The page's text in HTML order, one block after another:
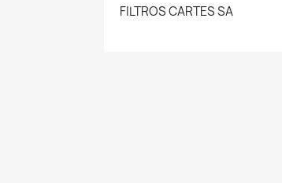
FILTROS CARTES SA